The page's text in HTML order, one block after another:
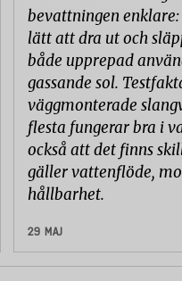
bevattningen enklare:
lätt att dra ut och
både upprepad
gassande sol.
väggmonterade
flesta fungerar bra i
också att det finns
gäller vattenflöde,
hållbarhet.
29 MAJ